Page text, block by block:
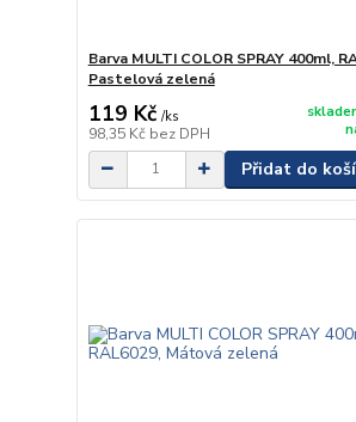
Barva MULTI COLOR SPRAY 400ml,
Pastelová zelená
119 Kč /ks
98,35 Kč bez DPH
Přidat do